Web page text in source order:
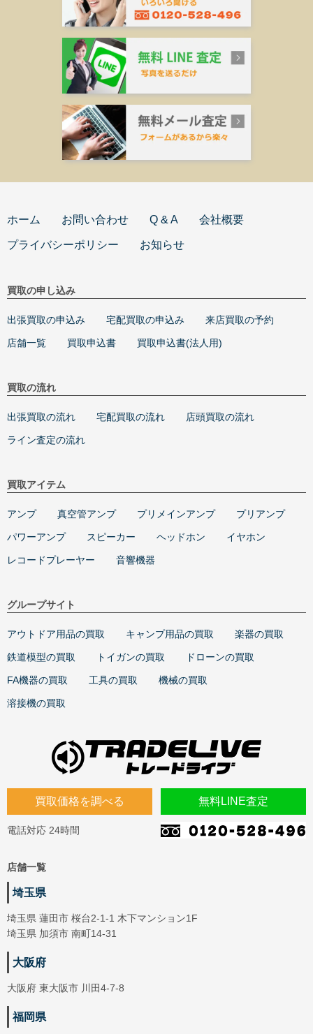
買取価格を調べる 無料LINE査定
電話対応 24時間
店舗一覧
埼玉県
埼玉県 蓮田市 桜台2-1-1 木下マンション1F
埼玉県 加須市 南町14-31
大阪府
大阪府 東大阪市 川田4-7-8
福岡県
ホーム お問い合わせ Q & A 会社概要
プライバシーポリシー お知らせ
買取の申し込み
出張買取の申込み 宅配買取の申込み 来店買取の予約
店舗一覧 買取申込書 買取申込書(法人用)
買取の流れ
出張買取の流れ 宅配買取の流れ 店頭買取の流れ
ライン査定の流れ
買取アイテム
アンプ 真空管アンプ プリメインアンプ プリアンプ
パワーアンプ スピーカー ヘッドホン イヤホン
レコードプレーヤー 音響機器
グループサイト
アウトドア用品の買取 キャンプ用品の買取 楽器の買取
鉄道模型の買取 トイガンの買取 ドローンの買取
FA機器の買取 工具の買取 機械の買取
溶接機の買取